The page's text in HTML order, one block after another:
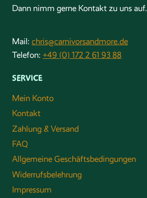
Dann nimm gerne Kontakt zu uns auf.
Mail: chris@carnivorsandmore.de
Telefon: +49 (0) 172 2 61 93 88
SERVICE
Mein Konto
Kontakt
Zahlung & Versand
FAQ
Allgemeine Geschäftsbedingungen
Widerrufsbelehrung
Impressum